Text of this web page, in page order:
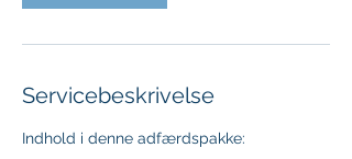
Servicebeskrivelse
Indhold i denne adfærdspakke: